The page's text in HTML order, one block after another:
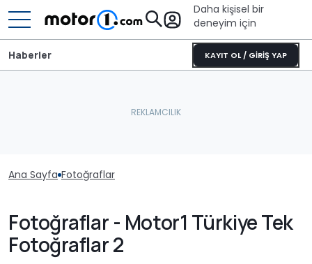
Daha kişisel bir
deneyim için
KAYIT OL / GİRİŞ YAP
Haberler
Ana Sayfa Fotoğraflar
Fotoğraflar - Motor1 Türkiye Tek
Fotoğraflar 2